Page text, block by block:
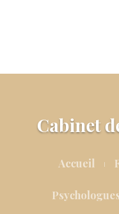
Cabinet
Accueil